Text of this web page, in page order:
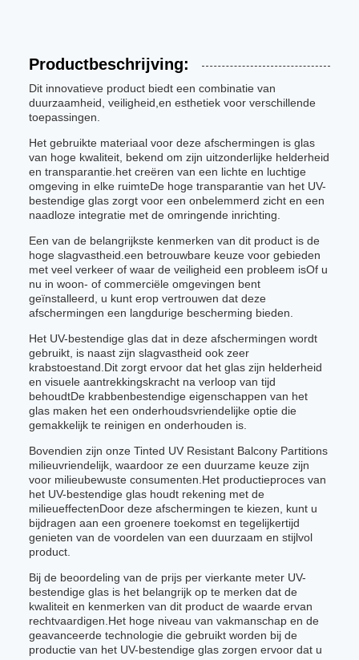
Productbeschrijving:
Dit innovatieve product biedt een combinatie van
duurzaamheid, veiligheid,en esthetiek voor verschillende
toepassingen.
Het gebruikte materiaal voor deze afschermingen is glas
van hoge kwaliteit, bekend om zijn uitzonderlijke helderheid
en transparantie.het creëren van een lichte en luchtige
omgeving in elke ruimteDe hoge transparantie van het UV-
bestendige glas zorgt voor een onbelemmerd zicht en een
naadloze integratie met de omringende inrichting.
Een van de belangrijkste kenmerken van dit product is de
hoge slagvastheid.een betrouwbare keuze voor gebieden
met veel verkeer of waar de veiligheid een probleem isOf u
nu in woon- of commerciële omgevingen bent
geïnstalleerd, u kunt erop vertrouwen dat deze
afschermingen een langdurige bescherming bieden.
Het UV-bestendige glas dat in deze afschermingen wordt
gebruikt, is naast zijn slagvastheid ook zeer
krabstoestand.Dit zorgt ervoor dat het glas zijn helderheid
en visuele aantrekkingskracht na verloop van tijd
behoudtDe krabbenbestendige eigenschappen van het
glas maken het een onderhoudsvriendelijke optie die
gemakkelijk te reinigen en onderhouden is.
Bovendien zijn onze Tinted UV Resistant Balcony Partitions
milieuvriendelijk, waardoor ze een duurzame keuze zijn
voor milieubewuste consumenten.Het productieproces van
het UV-bestendige glas houdt rekening met de
milieueffectenDoor deze afschermingen te kiezen, kunt u
bijdragen aan een groenere toekomst en tegelijkertijd
genieten van de voordelen van een duurzaam en stijlvol
product.
Bij de beoordeling van de prijs per vierkante meter UV-
bestendige glas is het belangrijk op te merken dat de
kwaliteit en kenmerken van dit product de waarde ervan
rechtvaardigen.Het hoge niveau van vakmanschap en de
geavanceerde technologie die gebruikt worden bij de
productie van het UV-bestendige glas zorgen ervoor dat u